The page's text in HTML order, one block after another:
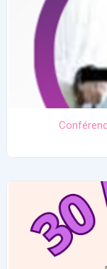
une révision de la
Les